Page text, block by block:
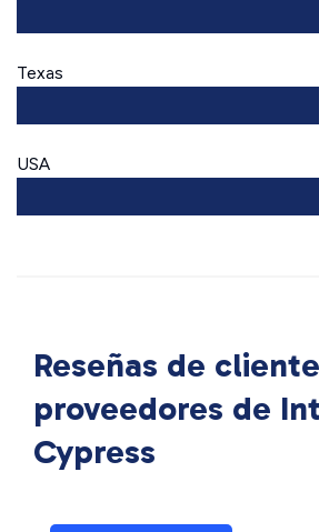
Texas
USA
Reseñas de
proveedores de
Cypress